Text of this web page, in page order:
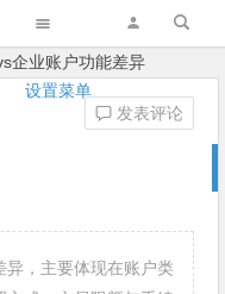
设置菜单
企业账户功能差异
发表评论
，主要体现在账户类